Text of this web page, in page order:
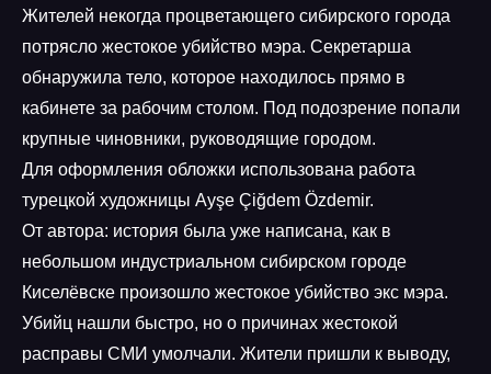
Жителей некогда процветающего сибирского города
потрясло жестокое убийство мэра. Секретарша
обнаружила тело, которое находилось прямо в
кабинете за рабочим столом. Под подозрение попали
крупные чиновники, руководящие городом.
Для оформления обложки использована работа
турецкой художницы Ayşe Çiğdem Özdemir.
От автора: история была уже написана, как в
небольшом индустриальном сибирском городе
Киселёвске произошло жестокое убийство экс мэра.
Убийц нашли быстро, но о причинах жестокой
расправы СМИ умолчали. Жители пришли к выводу,